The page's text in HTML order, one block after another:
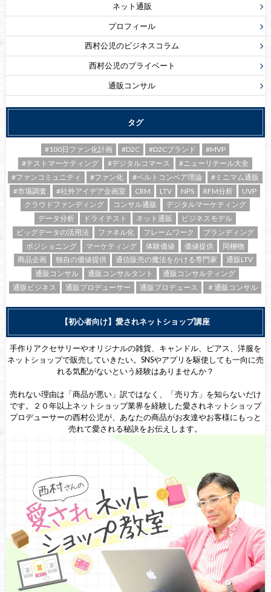
ネット通販
プロフィール
西村公児のビジネスコラム
西村公児のプライベート
通販コンサル
タグ
#100日ファン化計画 #D2C #D2Cブランド
#MVP
#テストマーケティング
#デジタルコマース
#ニューリテール大全
#ファンコミュニティ
#ファン化 #ベルトコンベア理論
#ミニマム通販
#市場調査
#社外アイデア企画室 CRM LTV NPS RFM分析
UVP
クラウドファンディング
コンサル通販
デジタルマーケティング
データ分析
ドライテスト ネット通販
ビジネスモデル
ビッグデータの活用法
ファネル化 フレームワーク
ブランディング
ポジショニング
マーケティング 体験価値 価値提供
同梱物
商品企画
独自の価値提供 通信販売の魔法をかける専門家
通販LTV
通販コンサル
通販コンサルタント
通販コンサルティング
通販ビジネス
通販プロデューサー 通販プロデュース ＃通販コンサル
【初心者向け】愛されネットショップ講座
手作りアクセサリーやオリジナルの雑貨、キャンドル、ピアス、洋服を
ネットショップで販売していきたい。SNSやアプリを駆使しても一向に売
れる気配がないという経験はありませんか？
売れない理由は「商品が悪い」訳ではなく、「売り方」を知らないだけ
です。２０年以上ネットショップ業界を経験した愛されネットショップ
プロデューサーの西村公児が、あなたの商品がお友達やお客様にもっと
売れて愛される秘訣をお伝えします。